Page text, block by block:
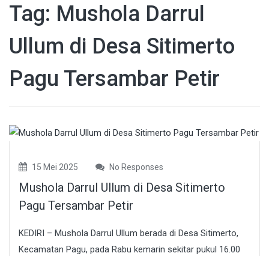
Tag: Mushola Darrul
Ullum di Desa Sitimerto
Pagu Tersambar Petir
15 Mei 2025 No Responses
Mushola Darrul Ullum di Desa Sitimerto
Pagu Tersambar Petir
KEDIRI – Mushola Darrul Ullum berada di Desa Sitimerto,
Kecamatan Pagu, pada Rabu kemarin sekitar pukul 16.00